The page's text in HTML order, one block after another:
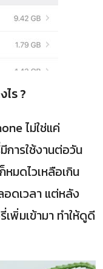
ร ?
ไม่ใช่แค่
การใช้งานต่อวัน
มดไวเหลือเกิน
ดเวลา แต่หลัง
พิ่มเข้ามา ทำให้ดูดี